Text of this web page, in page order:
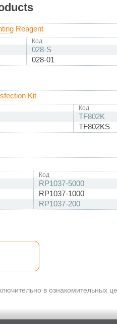
Reagent
Код
028-S
028-01
Kit
Код
TF802K
TF802KS
Код
RP1037-5000
RP1037-1000
RP1037-200
в ознакомительных